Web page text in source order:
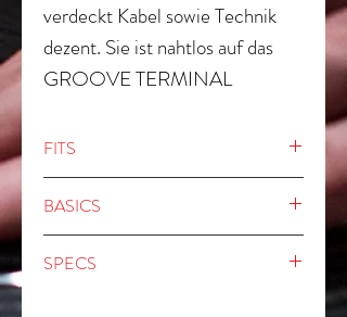
verdeckt Kabel sowie Technik
dezent. Sie ist nahtlos auf das
GROOVE TERMINAL
Setup optisch und funktional auf.
FITS
BASICS
Sperrholz mit matter,
SPECS